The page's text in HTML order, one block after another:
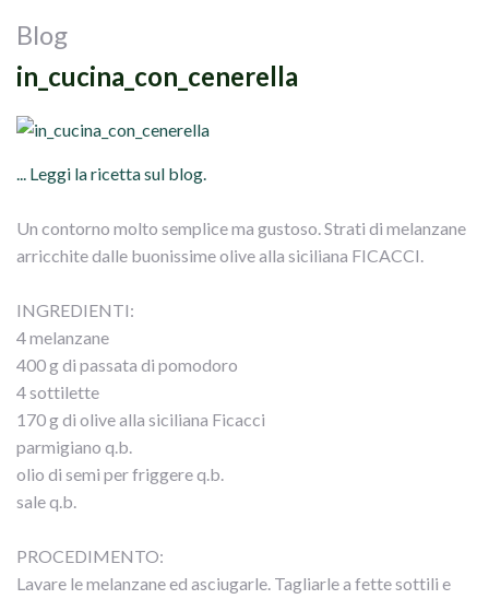
Blog
in_cucina_con_cenerella
... Leggi la ricetta sul blog.
Un contorno molto semplice ma gustoso. Strati di melanzane
arricchite dalle buonissime olive alla siciliana FICACCI.
INGREDIENTI:
4 melanzane
400 g di passata di pomodoro
4 sottilette
170 g di olive alla siciliana Ficacci
parmigiano q.b.
olio di semi per friggere q.b.
sale q.b.
PROCEDIMENTO:
Lavare le melanzane ed asciugarle. Tagliarle a fette sottili e